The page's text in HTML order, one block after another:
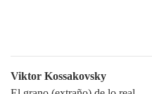
Viktor Kossakovsky